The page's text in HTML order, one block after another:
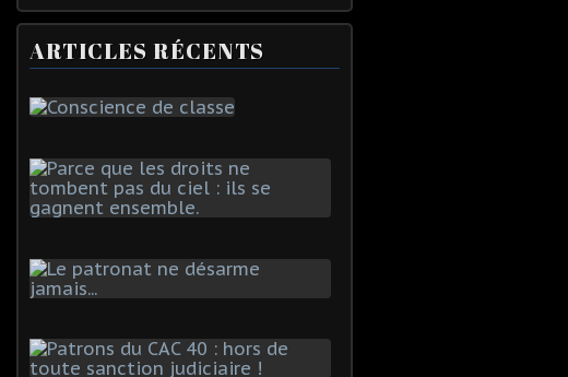
ARTICLES RÉCENTS